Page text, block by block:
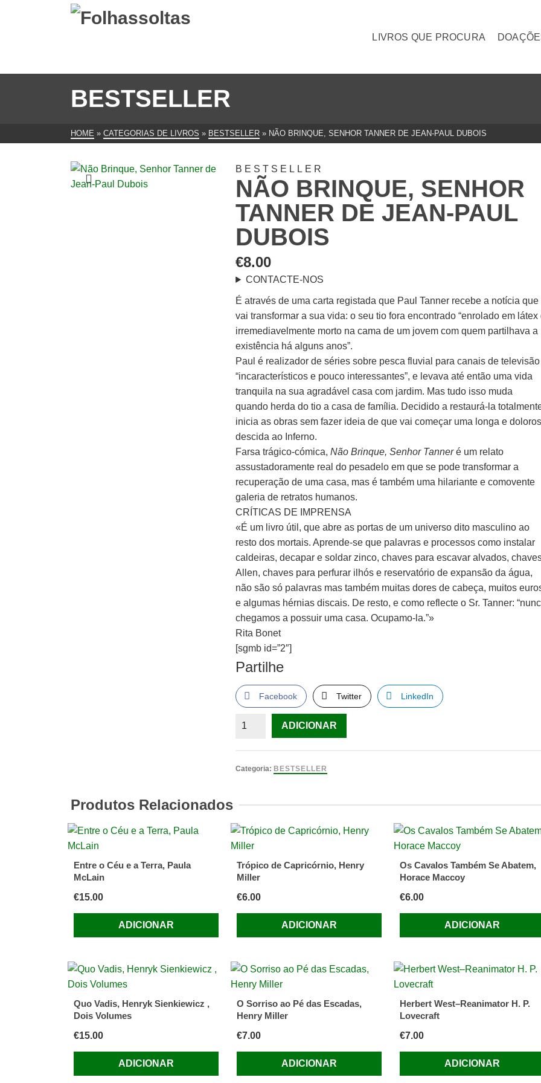
LIVROS QUE PROCURA
BESTSELLER
HOME » CATEGORIAS DE LIVROS » BESTSELLER » NÃO BRINQUE, SENHOR TANNER DE JEAN-PAUL DUBOIS
BESTSELLER
NÃO BRINQUE, SENHOR
TANNER DE JEAN-PAUL
DUBOIS
€8.00
CONTACTE-NOS
É através de uma carta registada que Paul Tanner recebe a notícia que
vai transformar a sua vida: o seu tio fora encontrado “enrolado em látex
irremediavelmente morto na cama de um jovem com quem partilhava a
existência há alguns anos”.
Paul é realizador de séries sobre pesca fluvial para canais de televisão
“incaracterísticos e pouco interessantes”, e levava até então uma vida
tranquila na sua agradável casa com jardim. Mas tudo isso muda
quando herda do tio a casa de família. Decidido a restaurá-la
inicia as obras sem fazer ideia de que vai começar uma longa e
descida ao Inferno.
Farsa trágico-cómica,Não Brinque, Senhor Tanneré um relato
assustadoramente real do pesadelo em que se pode transformar a
recuperação de uma casa, mas é também uma hilariante e comovente
galeria de retratos humanos.
CRÍTICAS DE IMPRENSA
«É um livro útil, que abre as portas de um universo dito masculino ao
resto dos mortais. Aprende-se que palavras e processos como instalar
caldeiras, decapar e soldar zinco, chaves para escavar alvados,
Allen, chaves para perfurar ilhós e reservatório de expansão da água,
não são só palavras mas também muitas dores de cabeça, muitos
e algumas hérnias discais. De resto, e como reflecte o Sr. Tanner:
chegamos a possuir uma casa. Ocupamo-la.”»
Rita Bonet
[sgmb id=”2″]
Partilhe
Facebook Twitter LinkedIn
Quantidade
Brinque,
Jean-
Paul
ADICIONAR
Categoria: BESTSELLER
Produtos Relacionados
Entre o Céu e a Terra, Paula
McLain
€15.00
ADICIONAR
Trópico de Capricórnio, Henry
Miller
€6.00
ADICIONAR
Os Cavalos Também Se Abatem,
Horace Maccoy
€6.00
ADICIONAR
Quo Vadis, Henryk Sienkiewicz ,
Dois Volumes
€15.00
ADICIONAR
O Sorriso ao Pé das Escadas,
Henry Miller
€7.00
ADICIONAR
Herbert West–Reanimator H. P.
Lovecraft
€7.00
ADICIONAR